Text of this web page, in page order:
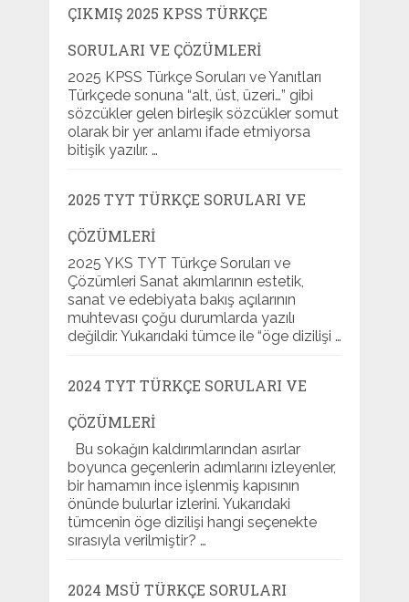
ÇIKMIŞ 2025 KPSS TÜRKÇE
SORULARI VE ÇÖZÜMLERI
2025 KPSS Türkçe Soruları ve Yanıtları
Türkçede sonuna “alt, üst, üzeri…” gibi
sözcükler gelen birleşik sözcükler somut
olarak bir yer anlamı ifade etmiyorsa
bitişik yazılır. …
2025 TYT TÜRKÇE SORULARI VE
ÇÖZÜMLERI
2025 YKS TYT Türkçe Soruları ve
Çözümleri Sanat akımlarının estetik,
sanat ve edebiyata bakış açılarının
muhtevası çoğu durumlarda yazılı
değildir. Yukarıdaki tümce ile “öge dizilişi …
2024 TYT TÜRKÇE SORULARI VE
ÇÖZÜMLERI
Bu sokağın kaldırımlarından asırlar
boyunca geçenlerin adımlarını izleyenler,
bir hamamın ince işlenmiş kapısının
önünde bulurlar izlerini. Yukarıdaki
tümcenin öge dizilişi hangi seçenekte
sırasıyla verilmiştir? …
2024 MSÜ TÜRKÇE SORULARI